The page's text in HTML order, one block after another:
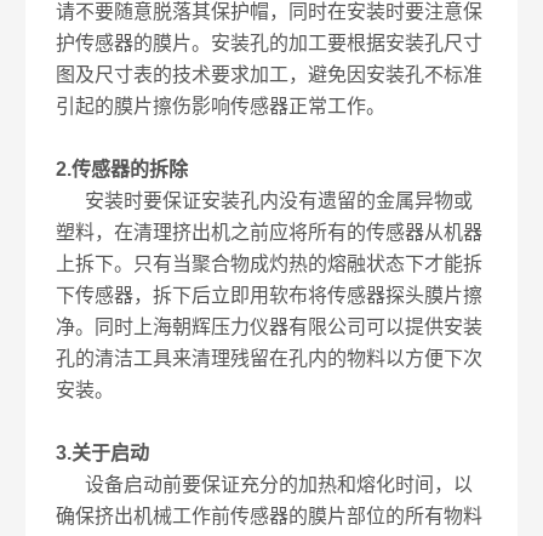
请不要随意脱落其保护帽，同时在安装时要注意保
护传感器的膜片。安装孔的加工要根据安装孔尺寸
图及尺寸表的技术要求加工，避免因安装孔不标准
引起的膜片擦伤影响传感器正常工作。
2.传感器的拆除
安装时要保证安装孔内没有遗留的金属异物或
塑料，在清理挤出机之前应将所有的传感器从机器
上拆下。只有当聚合物成灼热的熔融状态下才能拆
下传感器，拆下后立即用软布将传感器探头膜片擦
净。同时上海朝辉压力仪器有限公司可以提供安装
孔的清洁工具来清理残留在孔内的物料以方便下次
安装。
3.关于启动
设备启动前要保证充分的加热和熔化时间，以
确保挤出机械工作前传感器的膜片部位的所有物料